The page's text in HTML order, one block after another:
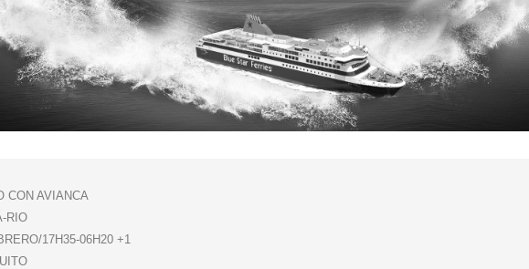
CON AVIANCA
RIO
17H35-06H20 +1